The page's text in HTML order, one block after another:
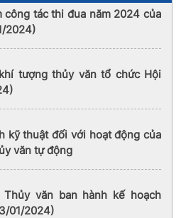
công tác thi đua năm 2024 của
2024)
tượng thủy văn tổ chức Hội
kỹ thuật đối với hoạt động của
văn tự động
văn ban hành kế hoạch
01/2024)